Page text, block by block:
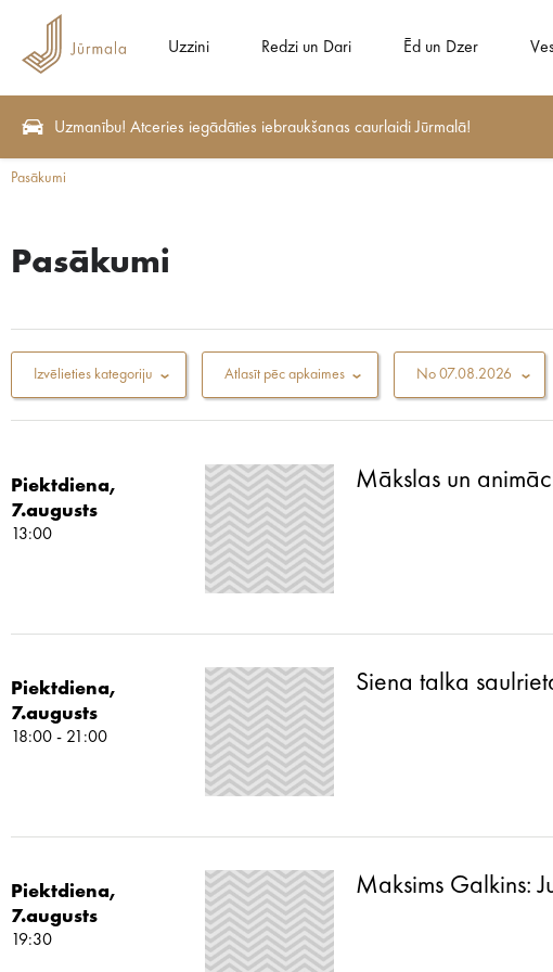
Uzzini Redzi un Dari Ēd un Dzer
Uzmanību! Atceries iegādāties iebraukšanas caurlaidi Jūrmalā!
Pasākumi
Pasākumi
Izvēlieties kategoriju Atlasīt pēc apkaimes No 07.08.2026
Piektdiena,
7.augusts
13:00
Mākslas un
Piektdiena,
7.augusts
18:00 - 21:00
Siena talka
Piektdiena,
7.augusts
19:30
Maksims Galkins: